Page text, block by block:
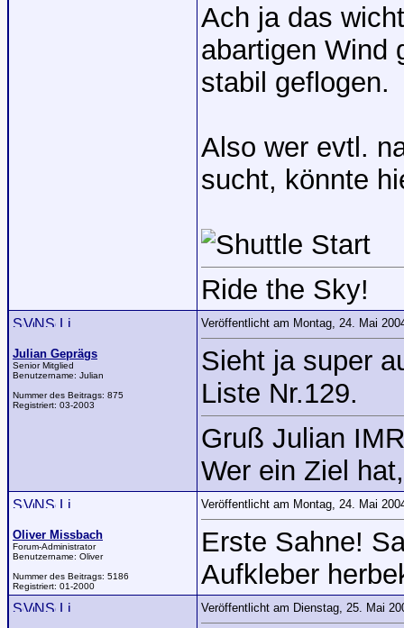
Ach ja das
abartigen Wind
stabil geflogen.
Also wer evtl.
sucht, könnte
Ride the Sky!
Julian Geprägs
Senior Mitglied
Benutzername: Julian
Nummer des Beitrags: 875
Registriert: 03-2003
Veröffentlicht am Montag, 24. Mai
Sieht ja super
Liste Nr.129.
Gruß Julian
Wer ein Ziel
Oliver Missbach
Forum-Administrator
Benutzername: Oliver
Nummer des Beitrags: 5186
Registriert: 01-2000
Veröffentlicht am Montag, 24. Mai
Erste Sahne!
Aufkleber
Veröffentlicht am Dienstag, 25. Mai